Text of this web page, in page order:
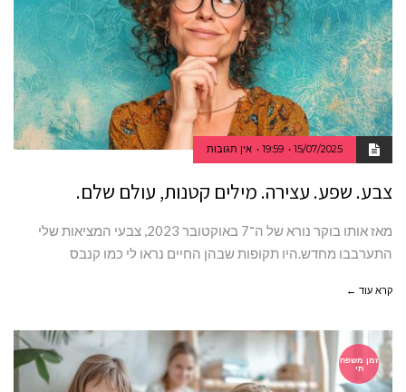
15/07/2025
19:59 אין תגובות
צבע. שפע. עצירה. מילים קטנות, עולם שלם.
מאז אותו בוקר נורא של ה־7 באוקטובר 2023, צבעי המציאות שלי
התערבבו מחדש.היו תקופות שבהן החיים נראו לי כמו קנבס
קרא עוד ←
זמן משפח
תי